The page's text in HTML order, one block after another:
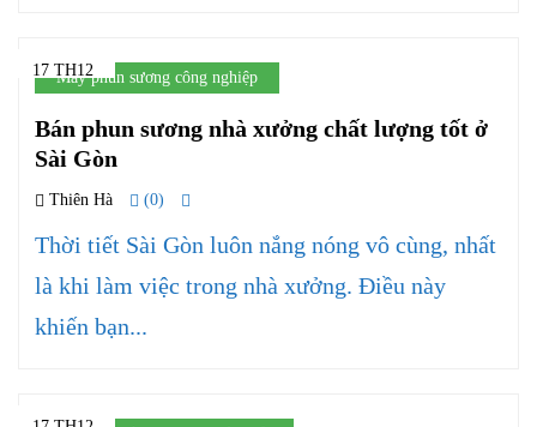
17 TH12
Máy phun sương công nghiệp
Bán phun sương nhà xưởng chất lượng tốt ở
Sài Gòn
Thiên Hà (0)
Thời tiết Sài Gòn luôn nắng nóng vô cùng, nhất
là khi làm việc trong nhà xưởng. Điều này
khiến bạn...